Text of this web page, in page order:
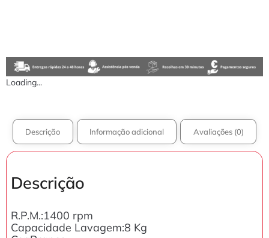
Loading...
Descrição Informação adicional Avaliações (0)
Descrição
R.P.M.:1400 rpm
Capacidade Lavagem:8 Kg